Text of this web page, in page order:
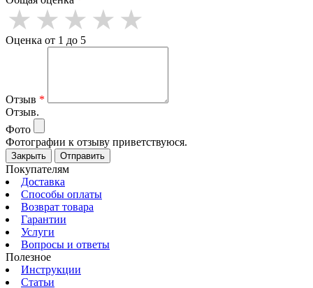
Оценка от 1 до 5
Отзыв *
Отзыв.
Фото
Фотографии к отзыву приветствуюся.
Закрыть Отправить
Покупателям
Доставка
Способы оплаты
Возврат товара
Гарантии
Услуги
Вопросы и ответы
Полезное
Инструкции
Статьи